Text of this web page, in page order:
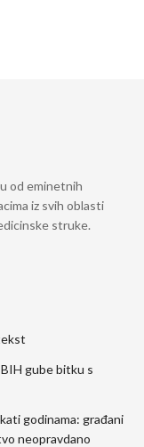
od eminetnih
iz svih oblasti
struke.
gube bitku s
godinama: građani
neopravdano